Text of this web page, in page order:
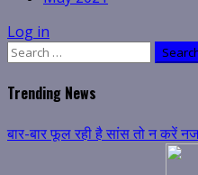
Log in
Search
Trending News
बार-बार फूल रही है सांस तो न करें